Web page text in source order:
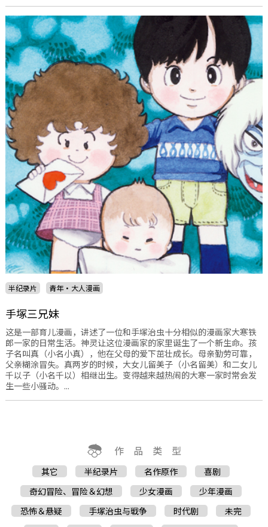
半纪录片 青年・大人漫画
手塚三兄妹
这是一部育儿漫画，讲述了一位和手塚治虫十分相似的漫画家大寒铁
郎一家的日常生活。神灵让这位漫画家的家里诞生了一个新生命。孩
子名叫真（小名小真），他在父母的爱下茁壮成长。母亲勤劳可靠，
父亲糊涂冒失。真两岁的时候，大女儿留美子（小名留美）和二女儿
千以子（小名千以）相继出生。变得越来越热闹的大寒一家时常会发
生一些小骚动。...
其它 半纪录片 名作原作
喜剧
奇幻冒险、冒险＆幻想
少女漫画
少年漫画
恐怖＆悬疑
手塚治虫与戦争 时代剧
未完